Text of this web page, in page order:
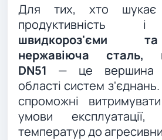
Для тих, хто шукає
продуктивність і
швидкороз'єми
нержавіюча сталь,
DN51 — це вершина
області систем
спроможні
умови
температур до